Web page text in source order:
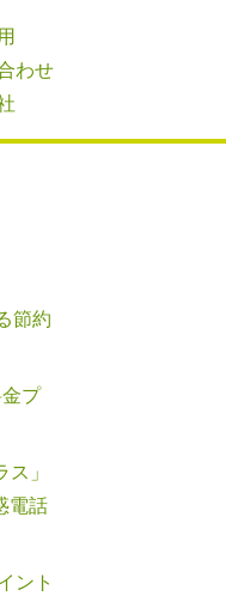
わせ
節約
プ
」
電話
ント